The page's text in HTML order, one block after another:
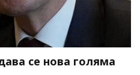
се нова голяма